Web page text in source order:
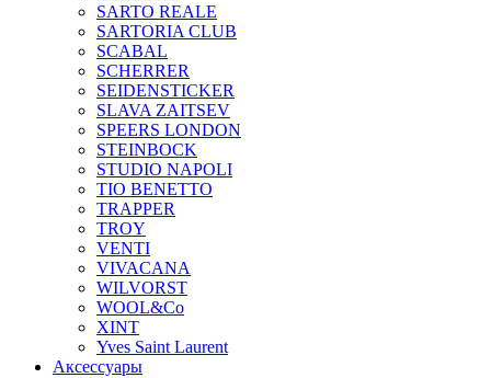
SARTO REALE
SARTORIA CLUB
SCABAL
SCHERRER
SEIDENSTICKER
SLAVA ZAITSEV
SPEERS LONDON
STEINBOCK
STUDIO NAPOLI
TIO BENETTO
TRAPPER
TROY
VENTI
VIVACANA
WILVORST
WOOL&Co
XINT
Yves Saint Laurent
Аксессуары